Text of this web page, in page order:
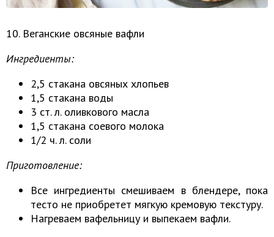
10. Веганские овсяные вафли
Ингредиенты:
2,5 стакана овсяных хлопьев
1,5 стакана воды
3 ст. л. оливкового масла
1,5 стакана соевого молока
1/2 ч. л. соли
Приготовление:
Все ингредиенты смешиваем в блендере, пока
тесто не приобретет мягкую кремовую текстуру.
Нагреваем вафельницу и выпекаем вафли.